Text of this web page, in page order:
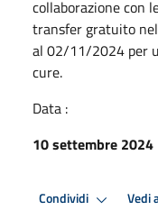
collaborazione con
transfer gratuito
al 02/11/2024 per
cure.
Data :
10 settembre 2024
Condividi Vedi